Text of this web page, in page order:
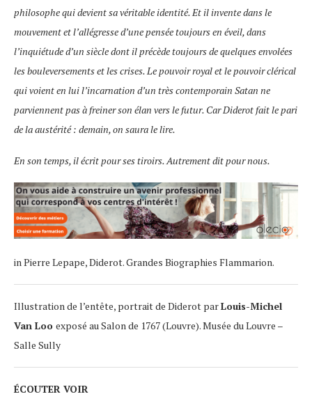
philosophe qui devient sa véritable identité. Et il invente dans le
mouvement et l’allégresse d’une pensée toujours en éveil, dans
l’inquiétude d’un siècle dont il précède toujours de quelques envolées
les bouleversements et les crises. Le pouvoir royal et le pouvoir clérical
qui voient en lui l’incarnation d’un très contemporain Satan ne
parviennent pas à freiner son élan vers le futur. Car Diderot fait le pari
de la austérité : demain, on saura le lire.
En son temps, il écrit pour ses tiroirs. Autrement dit pour nous.
in Pierre Lepape, Diderot. Grandes Biographies Flammarion.
Illustration de l’entête, portrait de Diderot parLouis-Michel
Van Loo exposé au Salon de 1767 (Louvre). Musée du Louvre –
Salle Sully
ÉCOUTER VOIR